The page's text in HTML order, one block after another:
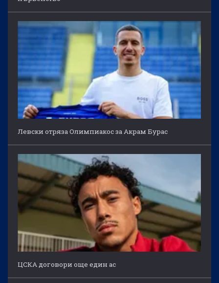
Левски отряза Олимпиакос за Акрам Бурас
ЦСКА договори още един ас